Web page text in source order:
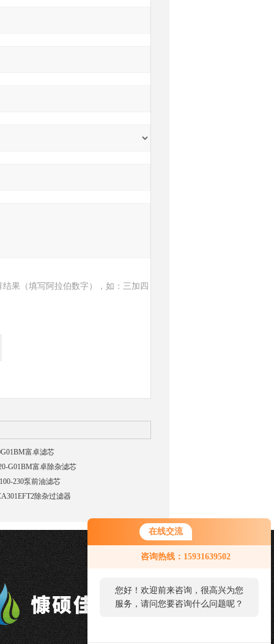
在线交流
咨询热线：15931639502
您好！欢迎前来咨询，很高兴为您
服务，请问您要咨询什么问题呢？
结果（填写阿拉伯数字），如：三加四
富卓滤芯
G01BM富卓除杂滤芯
230泵前油滤芯
除杂过滤器